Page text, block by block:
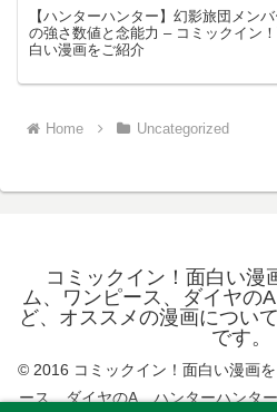
【ハンターハンター】幻影旅団メンバ
の強さ数値と念能力 – コミックイン
白い漫画をご紹介
Home Uncategorized
コミックイン！面白い漫
ム、ワンピース、ダイヤの
ど、オススメの漫画につい
です。
© 2016 コミックイン！面白い漫画
ース、ダイヤのA、ハンターハンタ